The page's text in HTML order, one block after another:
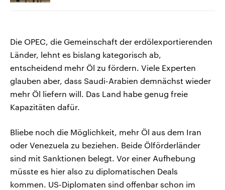
Die OPEC, die Gemeinschaft der erdölexportierenden
Länder, lehnt es bislang kategorisch ab,
entscheidend mehr Öl zu fördern. Viele Experten
glauben aber, dass Saudi-Arabien demnächst wieder
mehr Öl liefern will. Das Land habe genug freie
Kapazitäten dafür.
Bliebe noch die Möglichkeit, mehr Öl aus dem Iran
oder Venezuela zu beziehen. Beide Ölförderländer
sind mit Sanktionen belegt. Vor einer Aufhebung
müsste es hier also zu diplomatischen Deals
kommen. US-Diplomaten sind offenbar schon im